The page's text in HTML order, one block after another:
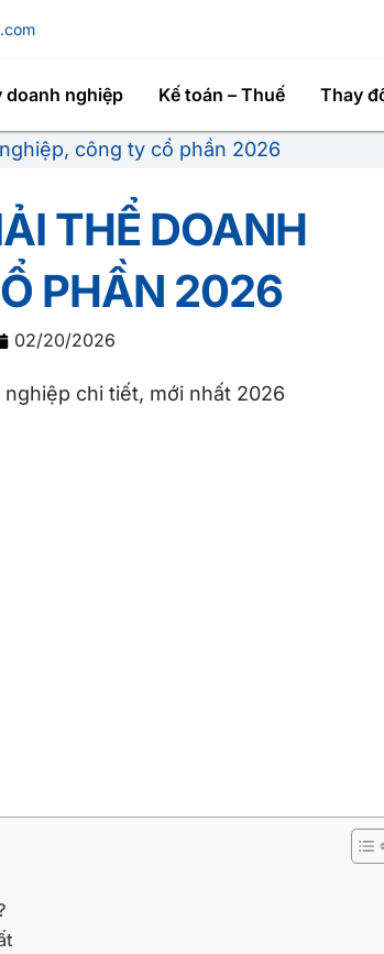
doanh nghiệp Kế toán – Thuế Thay
công ty cổ phần 2026
THỂ DOANH
PHẦN 2026
02/20/2026